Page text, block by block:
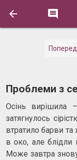
 
Проблеми з
Осінь вирішила
затягнулось
втратило барви та
в око, але
Може завтра